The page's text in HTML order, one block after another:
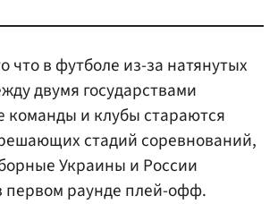
что в футболе из-за натянутых
двумя государствами
команды и клубы стараются
стадий соревнований,
Украины и России
первом раунде плей-офф.